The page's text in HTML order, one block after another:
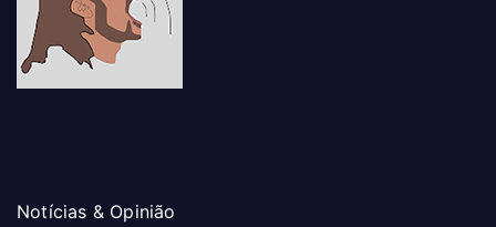
Notícias & Opinião